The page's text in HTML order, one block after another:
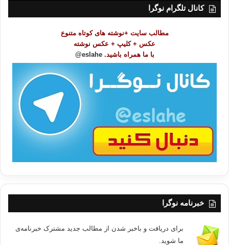
کانال تلگرام نوگرا
مطالب سایت +نوشته های کوتاه متنوع
عکس + کلیپ + عکس نوشته
با ما همراه باشید. eslahe@
خبرنامه نوگرا
برای دریافت و باخبر شدن از مطالب جدید مشترک خبرنامه‌ی
ما شوید.